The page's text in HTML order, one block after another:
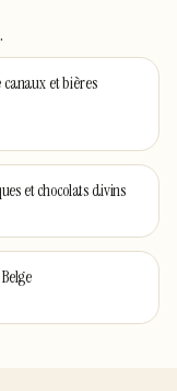
.
et bières
et chocolats divins